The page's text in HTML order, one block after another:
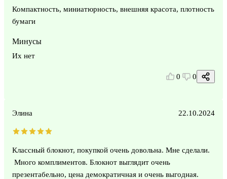
Компактность, миниатюрность, внешняя красота, плотность
бумаги
Минусы
Их нет
0 0
Элина 22.10.2024
Классный блокнот, покупкой очень довольна. Мне сделали.
Много комплиментов. Блокнот выглядит очень
презентабельно, цена демократичная и очень выгодная.